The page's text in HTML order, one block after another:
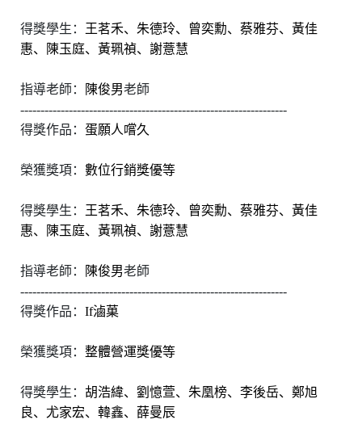
得獎學生：
王茗禾、朱德玲、曾奕勳、蔡雅芬、黃佳
惠、陳玉庭、黃珮禎、謝薏慧
指導老師： 陳俊男老師
------------------------------------------------------------------
得獎作品： 蛋願人嚐久
榮獲獎項： 數位行銷獎優等
得獎學生：
王茗禾、朱德玲、曾奕勳、蔡雅芬、黃佳
惠、陳玉庭、黃珮禎、謝薏慧
指導老師： 陳俊男老師
------------------------------------------------------------------
得獎作品： If滷菓
榮獲獎項： 整體營運獎優等
得獎學生： 胡浩緯、劉憶萱、朱凰榜、李後岳、鄭旭
良、尤家宏、韓鑫、薛曼辰